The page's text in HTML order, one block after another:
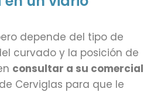
depende del tipo de
curvado y la posición de
consultar a su comercial
Cerviglas para que le